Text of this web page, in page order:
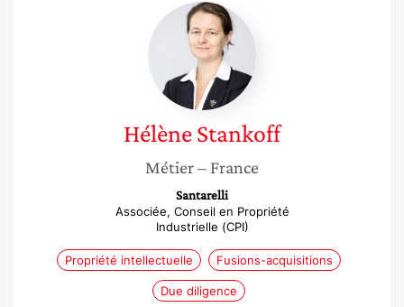
Hélène
Stankoff
HélèneStankoff
Métier– France
Santarelli
Associée, Conseil en Propriété
Industrielle (CPI)
Propriété intellectuelle Fusions-acquisitions
Due diligence